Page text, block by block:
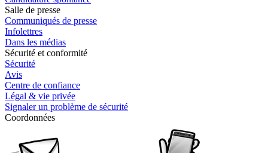
Salle de presse
Communiqués de presse
Infolettres
Dans les médias
Sécurité et conformité
Sécurité
Avis
Centre de confiance
Légal & vie privée
Signaler un problème de sécurité
Coordonnées